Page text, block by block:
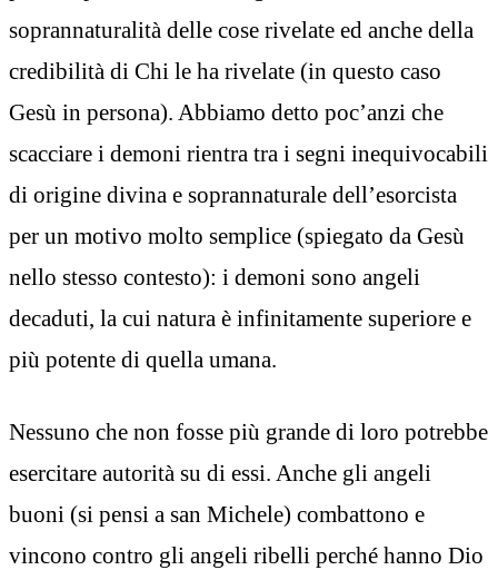
soprannaturalità delle cose rivelate ed anche della
credibilità di Chi le ha rivelate (in questo caso
Gesù in persona). Abbiamo detto poc’anzi che
scacciare i demoni rientra tra i segni inequivocabili
di origine divina e soprannaturale dell’esorcista
per un motivo molto semplice (spiegato da Gesù
nello stesso contesto): i demoni sono angeli
decaduti, la cui natura è infinitamente superiore e
più potente di quella umana.
Nessuno che non fosse più grande di loro potrebbe
esercitare autorità su di essi. Anche gli angeli
buoni (si pensi a san Michele) combattono e
vincono contro gli angeli ribelli perché hanno Dio